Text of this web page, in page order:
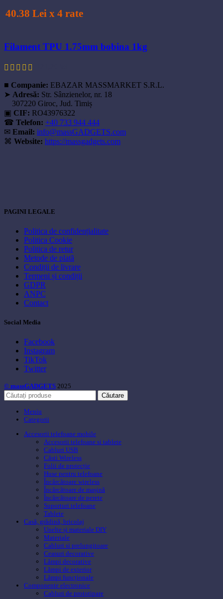
fi
produsului.
40.38 Lei x 4 rate
Filament TPU 1.75mm bobina 1kg
■ Companie: EBAZAR MASSMARKET S.R.L.
➤ Adresă: Str. Sânzienelor, nr. 18
307220 Giroc, Jud. Timiș
▣ CIF: RO43976322
☎ Telefon: +40 733 944 444
✉ Email: info@massGADGETS.com
⌘ Website: https://massgadgets.com
PAGINI LEGALE
Politica de confidențialitate
Politica Cookie
Politica de retur
Metode de plată
Condiții de livrare
Termeni și condiții
GDPR
ANPC
Contact
Social Media
Facebook
Instagram
TikTok
Twitter
© massGADGETS 2025
Căutare
Meniu
Categorii
Accesorii telefoane mobile
Accesorii telefoane si tablete
Cabluri USB
Căsti Wireless
Folii de protecție
Huse pentru telefoane
Încărcătoare wireless
Încărcătoare de mașină
Încărcătoare de perete
Suporturi telefoane
Tablete
Casă, grădină, bricolaj
Unelte și materiale DIY
Materiale
Cabluri si prelungitoare
Ceasuri decorative
Lămpi decorative
Lămpi de exterior
Lămpi funcționale
Componente electronice
Cabluri de prototipare